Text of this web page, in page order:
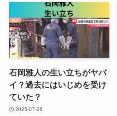
石岡雅人の生い立ちがヤバ
イ？過去にはいじめを受け
ていた？
2025-07-26